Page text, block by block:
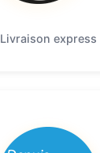
Livraison express